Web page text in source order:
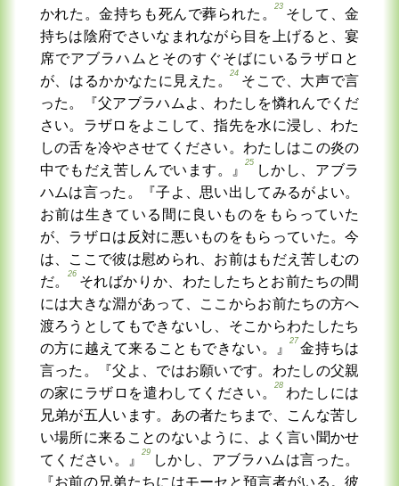
かれた。金持ちも死んで葬られた。
23
そして、金
持ちは陰府でさいなまれながら目を上げると、宴
席でアブラハムとそのすぐそばにいるラザロと
が、はるかかなたに見えた。
24
そこで、大声で言
った。『父アブラハムよ、わたしを憐れんでくだ
さい。ラザロをよこして、指先を水に浸し、わた
しの舌を冷やさせてください。わたしはこの炎の
中でもだえ苦しんでいます。』
25
しかし、アブラ
ハムは言った。『子よ、思い出してみるがよい。
お前は生きている間に良いものをもらっていた
が、ラザロは反対に悪いものをもらっていた。今
は、ここで彼は慰められ、お前はもだえ苦しむの
だ。
26
そればかりか、わたしたちとお前たちの間
には大きな淵があって、ここからお前たちの方へ
渡ろうとしてもできないし、そこからわたしたち
の方に越えて来ることもできない。』
27
金持ちは
言った。『父よ、ではお願いです。わたしの父親
の家にラザロを遣わしてください。
28
わたしには
兄弟が五人います。あの者たちまで、こんな苦し
い場所に来ることのないように、よく言い聞かせ
てください。』
29
しかし、アブラハムは言った。
『お前の兄弟たちにはモーセと預言者がいる。彼